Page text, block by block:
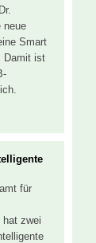
neue
Smart
Damit ist
für
hat zwei